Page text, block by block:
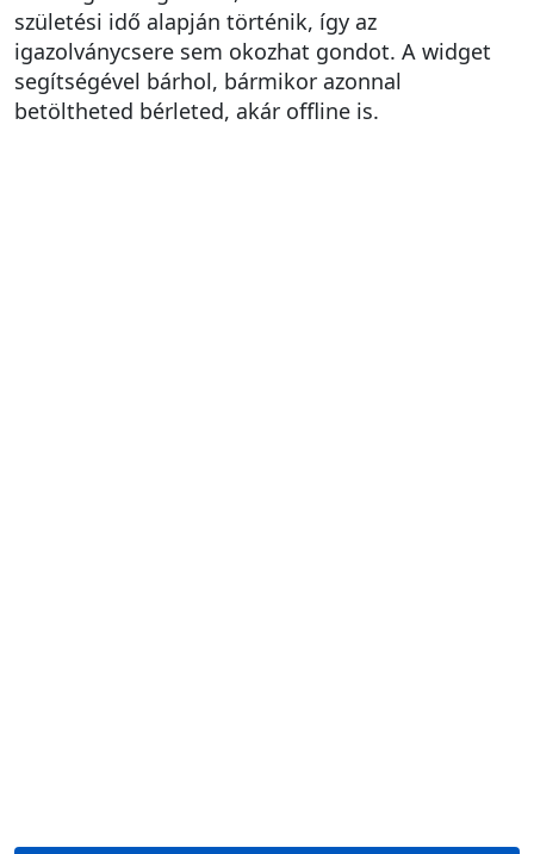
születési idő alapján történik, így az
igazolványcsere sem okozhat gondot. A widget
segítségével bárhol, bármikor azonnal
betöltheted bérleted, akár offline is.